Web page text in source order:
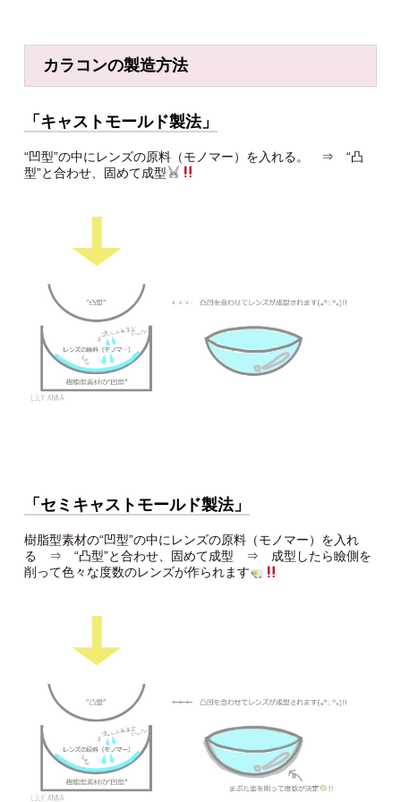
カラコンの製造方法
「キャストモールド製法」
“凹型”の中にレンズの原料（モノマー）を入れる。 ⇒ “凸
型”と合わせ、固めて成型
「セミキャストモールド製法」
樹脂型素材の“凹型”の中にレンズの原料（モノマー）を入れ
る ⇒ “凸型”と合わせ、固めて成型 ⇒ 成型したら瞼側を
削って色々な度数のレンズが作られます